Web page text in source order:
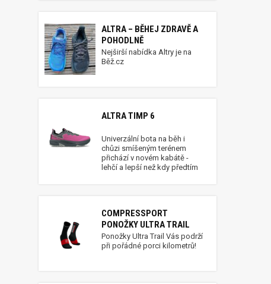
ALTRA – BĚHEJ ZDRAVĚ A
POHODLNĚ
Nejširší nabídka Altry je na
Běž.cz
ALTRA TIMP 6
Univerzální bota na běh i
chůzi smíšeným terénem
přichází v novém kabátě -
lehčí a lepší než kdy předtím
COMPRESSPORT
PONOŽKY ULTRA TRAIL
Ponožky Ultra Trail Vás podrží
při pořádné porci kilometrů!